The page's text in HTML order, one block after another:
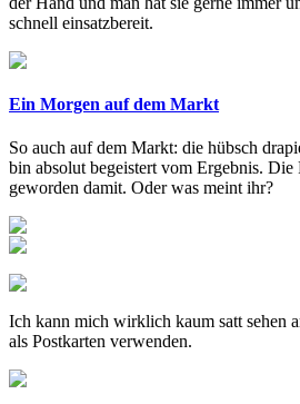
schnell einsatzbereit.
Ein Morgen auf dem Markt
So auch auf dem Markt: die hübsch
bin absolut begeistert vom Ergebnis.
geworden damit. Oder was meint ihr?
Ich kann mich wirklich kaum satt sehen
als Postkarten verwenden.